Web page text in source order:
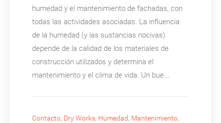
humedad y el mantenimiento de fachadas, con
todas las actividades asociadas. La influencia
de la humedad (y las sustancias nocivas)
depende de la calidad de los materiales de
construcción utilizados y determina el
mantenimiento y el clima de vida. Un bue...
Contacto, Dry Works, Humedad, Mantenimiento,